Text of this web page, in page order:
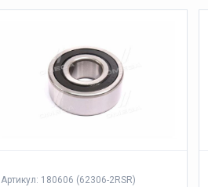
Артикул: 180606 (62306-2RSR)